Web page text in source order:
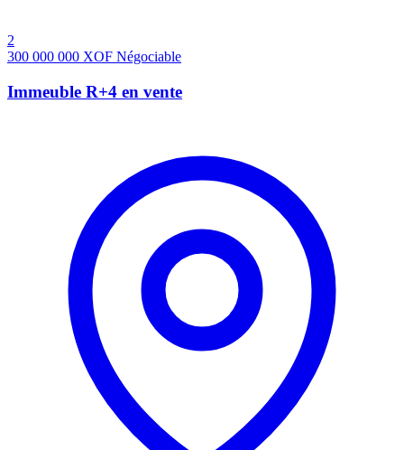
2
300 000 000 XOF Négociable
Immeuble R+4 en vente